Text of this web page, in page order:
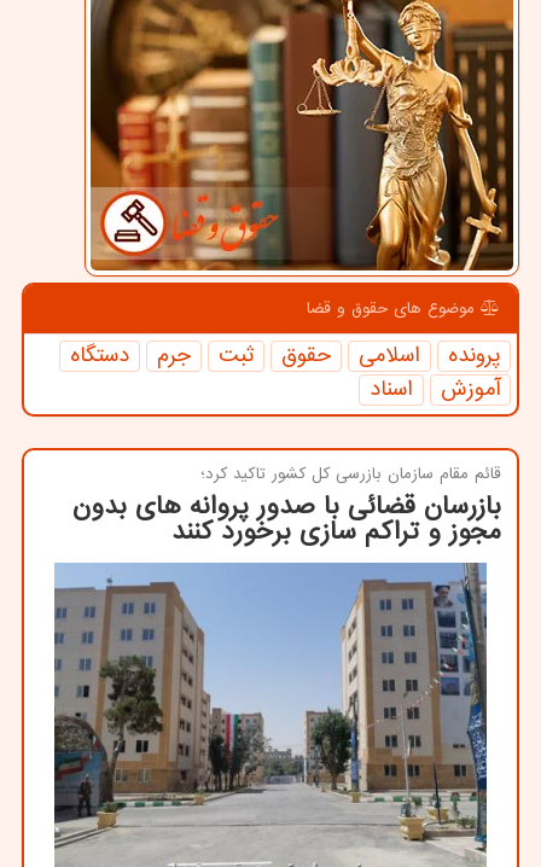
موضوع های حقوق و قضا
پرونده اسلامی حقوق ثبت جرم
دستگاه
آموزش
اسناد
قائم مقام سازمان بازرسی كل كشور تاكید كرد؛
بازرسان قضائی با صدور پروانه های بدون
مجوز و تراکم سازی برخورد کنند